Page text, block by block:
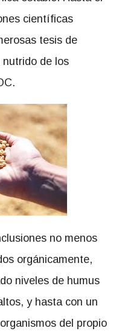
científicas
tesis de
de los
no menos
orgánicamente,
niveles de humus
y hasta con un
del propio